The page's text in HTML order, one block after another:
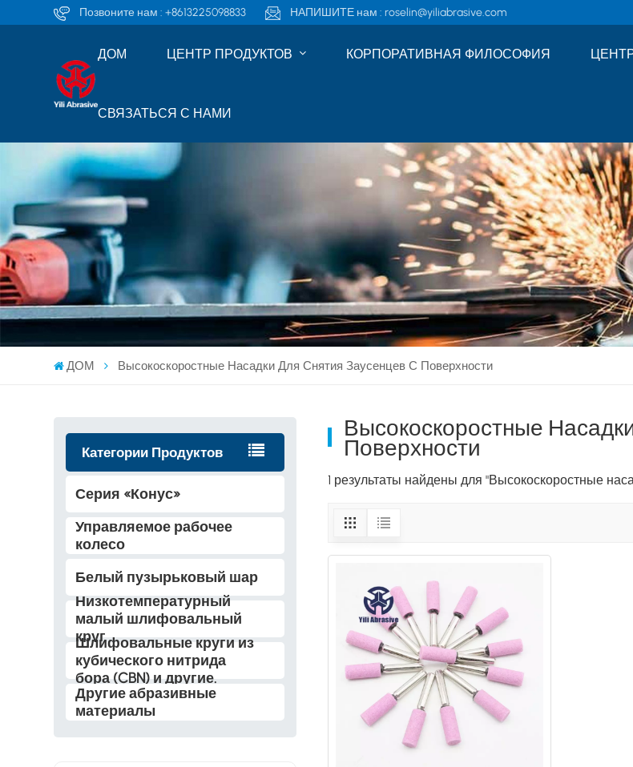
Позвоните нам :+8613225098833 НАПИШИТЕ нам : roselin@yiliabrasive.com
ДОМ ЦЕНТР ПРОДУКТОВ КОРПОРАТИВНАЯ ФИЛОСОФИЯ
СВЯЗАТЬСЯ С НАМИ
ДОМ Высокоскоростные Насадки Для Снятия Заусенцев С Поверхности
Категории Продуктов
Серия «Конус»
Управляемое рабочее
колесо
Белый пузырьковый шар
Низкотемпературный
малый шлифовальный
круг
Шлифовальные круги из
кубического нитрида
бора (CBN) и другие.
Другие абразивные
материалы
Высокоскоростные
Поверхности
1 результаты найдены для "Высокоскоростные